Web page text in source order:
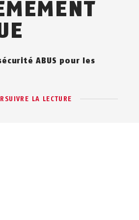
ABUS pour les
LA LECTURE